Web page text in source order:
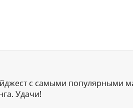
с самыми популярными
Удачи!